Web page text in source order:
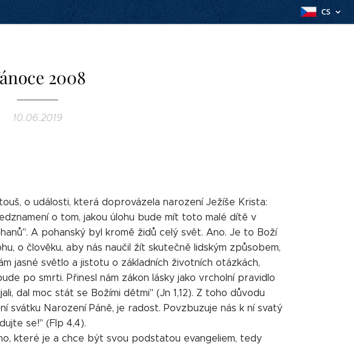
CS
2008
10.06.2019
o události, která doprovázela narození Ježíše Krista:
o tom, jakou úlohu bude mít toto malé dítě v
A pohanský byl kromě židů celý svět. Ano. Je to Boží
o člověku, aby nás naučil žít skutečně lidským způsobem,
jasné světlo a jistotu o základních životních otázkách,
po smrti. Přinesl nám zákon lásky jako vrcholní pravidlo
dal moc stát se Božími dětmi" (Jn 1,12). Z toho důvodu
svátku Narození Páně, je radost. Povzbuzuje nás k ní svatý
se!" (Flp 4,4).
které je a chce být svou podstatou evangeliem, tedy